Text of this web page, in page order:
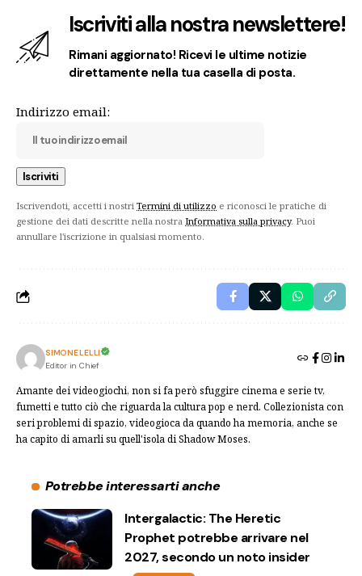
Iscriviti alla nostra newslettere!
Rimani aggiornato! Ricevi le ultime notizie
direttamente nella tua casella di posta.
Indirizzo email:
Iscrivendoti, accetti i nostri Termini di utilizzo e riconosci le pratiche di
gestione dei dati descritte nella nostra Informativa sulla privacy. Puoi
annullare l'iscrizione in qualsiasi momento.
SIMONE LELLI
Editor in Chief
Amante dei videogiochi, non si fa però sfuggire cinema e serie tv,
fumetti e tutto ciò che riguarda la cultura pop e nerd. Collezionista con
seri problemi di spazio, videogioca da quando ha memoria, anche se
ha capito di amarli su quell'isola di Shadow Moses.
Potrebbe interessarti anche
Intergalactic: The Heretic
Prophet potrebbe arrivare nel
2027, secondo un noto insider